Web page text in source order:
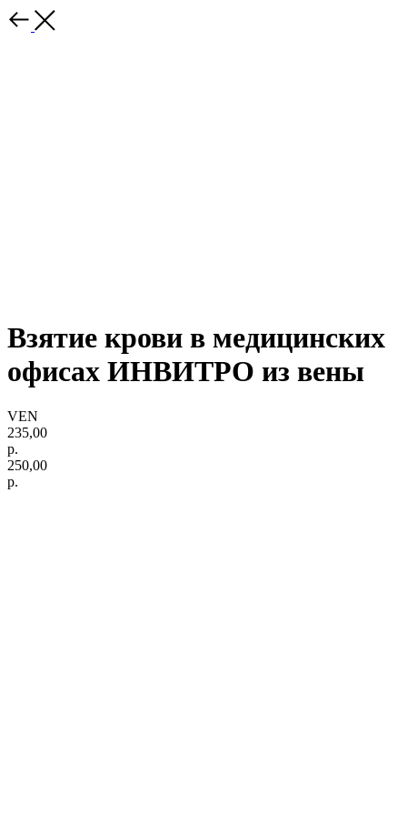
Взятие крови в медицинских
офисах ИНВИТРО из вены
VEN
235,00
р.
250,00
р.